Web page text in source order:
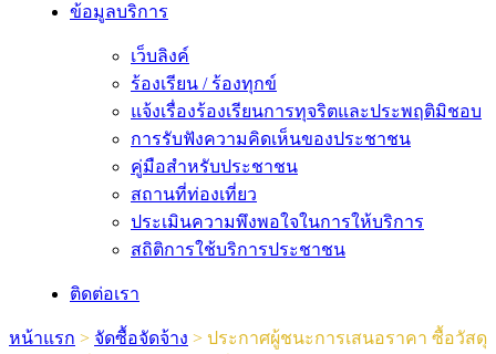
ข้อมูลบริการ
เว็บลิงค์
ร้องเรียน / ร้องทุกข์
แจ้งเรื่องร้องเรียนการทุจริตและประพฤติมิชอบ
การรับฟังความคิดเห็นของประชาชน
คู่มือสำหรับประชาชน
สถานที่ท่องเที่ยว
ประเมินความพึงพอใจในการให้บริการ
สถิติการใช้บริการประชาชน
ติดต่อเรา
หน้าแรก > จัดซื้อจัดจ้าง > ประกาศผู้ชนะการเสนอราคา ซื้อวัสดุ